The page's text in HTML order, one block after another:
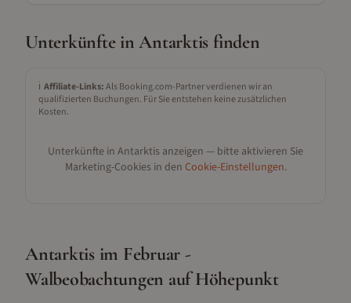
Unterkünfte inAntarktis finden
ℹ️ Affiliate-Links:Als Booking.com-Partner verdienen wir an
qualifizierten Buchungen. Für Sie entstehen keine zusätzlichen
Kosten.
Unterkünfte in Antarktis anzeigen — bitte aktivieren Sie
Marketing-Cookies in den Cookie-Einstellungen.
Antarktis im Februar -
Walbeobachtungen auf Höhepunkt